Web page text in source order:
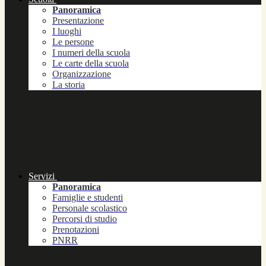
Panoramica
Presentazione
I luoghi
Le persone
I numeri della scuola
Le carte della scuola
Organizzazione
La storia
Servizi
Panoramica
Famiglie e studenti
Personale scolastico
Percorsi di studio
Prenotazioni
PNRR